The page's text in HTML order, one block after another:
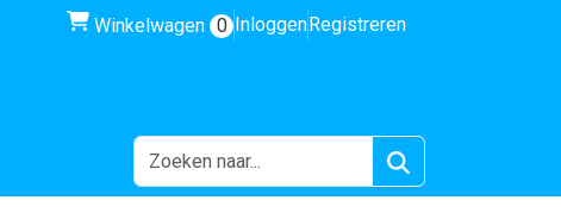
winkelwagen
Winkelwagen 0 InloggenRegistreren